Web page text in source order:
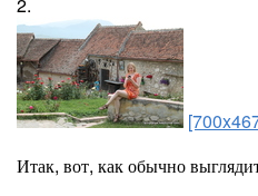
Итак, вот, как обычно